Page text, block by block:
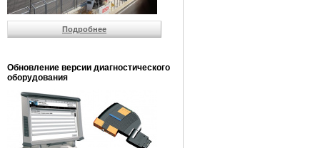
Подробнее
Обновление версии диагностического
оборудования